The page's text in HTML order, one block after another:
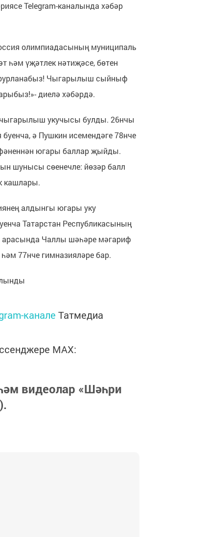
Telegram-каналында хәбәр
олимпиадасының муниципаль
һәм үҗәтлек нәтиҗәсе, бөтен
Чыгарылыш сыйныф
диелә хәбәрдә.
чыгарылыш укучысы булды. 26нчы
ә Пушкин исемендәге 78нче
югары баллар җыйды.
шунысы сөенечле: йөзәр балл
кашлары.
алдынгы югары уку
Татарстан Республикасының
арасында Чаллы шәһәре мәгариф
77нче гимназияләре бар.
канале Татмедиа
MАХ:
видеолар «Шәһри